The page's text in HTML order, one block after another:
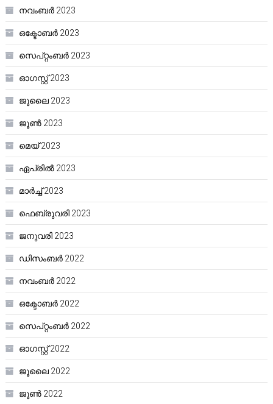
നവംബർ 2023
ഒക്ടോബർ 2023
സെപ്റ്റംബർ 2023
ഓഗസ്റ്റ്‌ 2023
ജൂലൈ 2023
ജൂൺ 2023
മെയ്‌ 2023
ഏപ്രിൽ 2023
മാർച്ച്‌ 2023
ഫെബ്രുവരി 2023
ജനുവരി 2023
ഡിസംബർ 2022
നവംബർ 2022
ഒക്ടോബർ 2022
സെപ്റ്റംബർ 2022
ഓഗസ്റ്റ്‌ 2022
ജൂലൈ 2022
ജൂൺ 2022